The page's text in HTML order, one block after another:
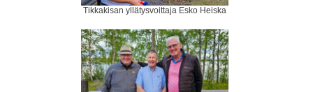
Tikkakisan yllätysvoittaja Esko Heiska